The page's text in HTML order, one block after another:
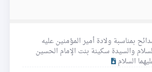
بمناسبة ولادة أمير المؤمنين عليه
والسيدة سكينة بنت الإمام الحسين
السلام